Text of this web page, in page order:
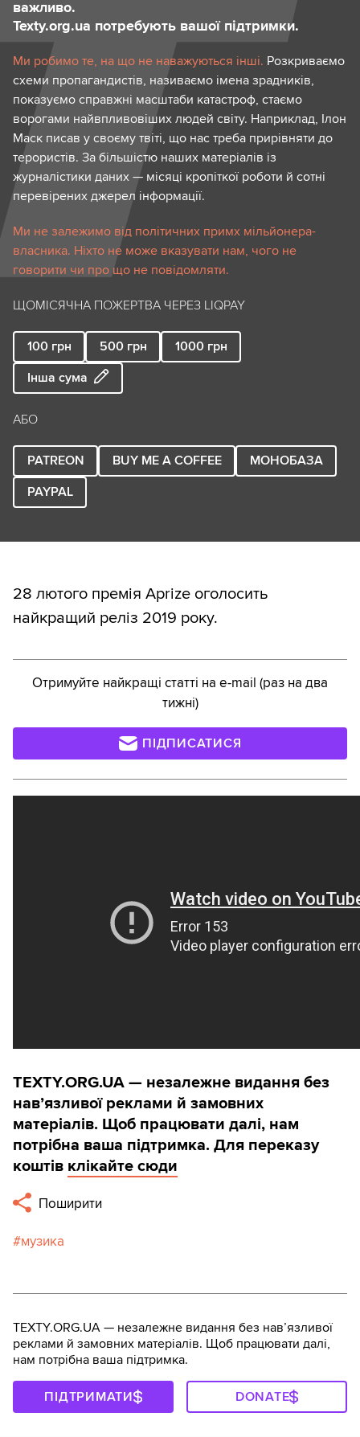
важливо.
Texty.org.ua потребують вашої підтримки.
Ми робимо те, на що не наважуються інші. Розкриваємо
схеми пропагандистів, називаємо імена зрадників,
показуємо справжні масштаби катастроф, стаємо
ворогами найвпливовіших людей світу. Наприклад, Ілон
Маск писав у своєму твіті, що нас треба прирівняти до
терористів. За більшістю наших матеріалів із
журналістики даних — місяці кропіткої роботи й сотні
перевірених джерел інформації.
Ми не залежимо від політичних примх мільйонера-
власника. Ніхто не може вказувати нам, чого не
говорити чи про що не повідомляти.
ЩОМІСЯЧНА ПОЖЕРТВА ЧЕРЕЗ LIQPAY
100 грн 500 грн 1000 грн
Інша сума
АБО
PATREON BUY ME A COFFEE
МОНОБАЗА
PAYPAL
28 лютого премія Aprize оголосить
найкращий реліз 2019 року.
Отримуйте найкращі статті на e-mail (раз на два
тижні)
ПІДПИСАТИСЯ
TEXTY.ORG.UA — незалежне видання без
навʼязливої реклами й замовних
матеріалів. Щоб працювати далі, нам
потрібна ваша підтримка. Для переказу
коштів клікайте сюди
Поширити
музика
TEXTY.ORG.UA — незалежне видання без навʼязливої
реклами й замовних матеріалів. Щоб працювати далі,
нам потрібна ваша підтримка.
ПІДТРИМАТИ DONATE